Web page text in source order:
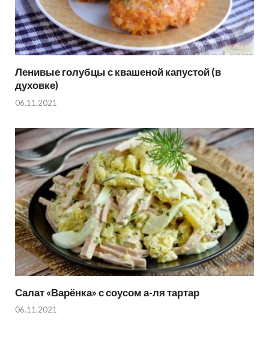
Ленивые голубцы с квашеной капустой (в
духовке)
06.11.2021
Салат «Варёнка» с соусом а-ля тартар
06.11.2021